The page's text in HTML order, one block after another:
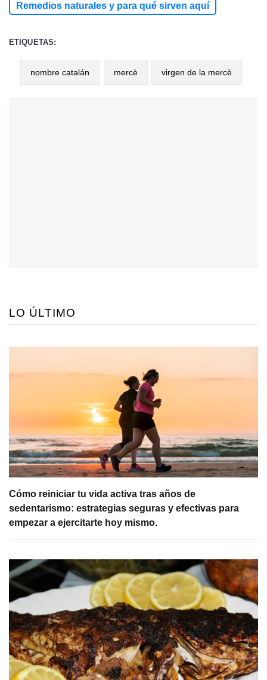
Remedios naturales y para qué sirven aquí
ETIQUETAS:
nombre catalán mercè virgen de la mercè
LO ÚLTIMO
Cómo reiniciar tu vida activa tras años de
sedentarismo: estrategias seguras y efectivas para
empezar a ejercitarte hoy mismo.